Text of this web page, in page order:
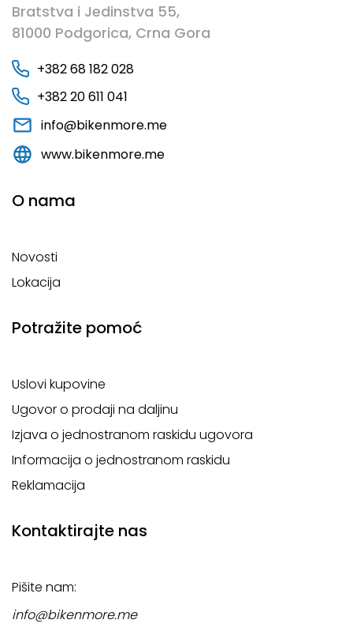
Bratstva i Jedinstva 55,
81000 Podgorica, Crna Gora
+382 68 182 028
+382 20 611 041
info@bikenmore.me
www.bikenmore.me
O nama
Novosti
Lokacija
Potražite pomoć
Uslovi kupovine
Ugovor o prodaji na daljinu
Izjava o jednostranom raskidu ugovora
Informacija o jednostranom raskidu
Reklamacija
Kontaktirajte nas
Pišite nam:
info@bikenmore.me